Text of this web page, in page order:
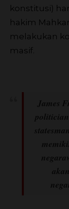
konstitusi)
hakim
melakukan
masif.
James